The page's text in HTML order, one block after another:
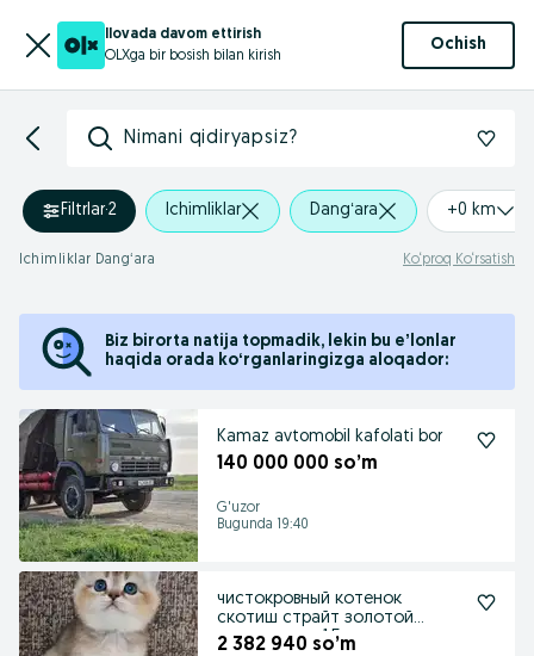
Ilovada davom ettirish
OLXga bir bosish bilan kirish
Ochish
Nimani qidiryapsiz?
Filtrlar·2 Ichimliklar Dangʻara +0 km
Ichimliklar Dangʻara Ko‘proq Ko‘rsatish
Biz birorta natija topmadik, lekin bu eʼlonlar
haqida orada koʻrganlaringizga aloqador:
Kamaz avtomobil kafolati bor
140 000 000 so’m
G'uzor
Bugunda 19:40
чистокровный котенок
скотиш страйт золотой
текированая 1.5 мес девочка
2 382 940 so’m